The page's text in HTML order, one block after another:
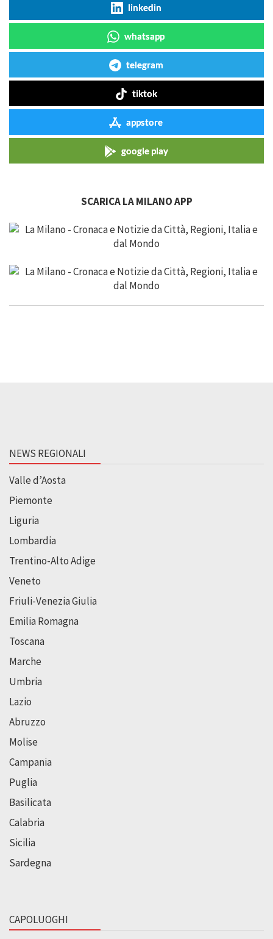
linkedin
whatsapp
telegram
tiktok
appstore
google play
SCARICA LA MILANO APP
NEWS REGIONALI
Valle d’Aosta
Piemonte
Liguria
Lombardia
Trentino-Alto Adige
Veneto
Friuli-Venezia Giulia
Emilia Romagna
Toscana
Marche
Umbria
Lazio
Abruzzo
Molise
Campania
Puglia
Basilicata
Calabria
Sicilia
Sardegna
CAPOLUOGHI